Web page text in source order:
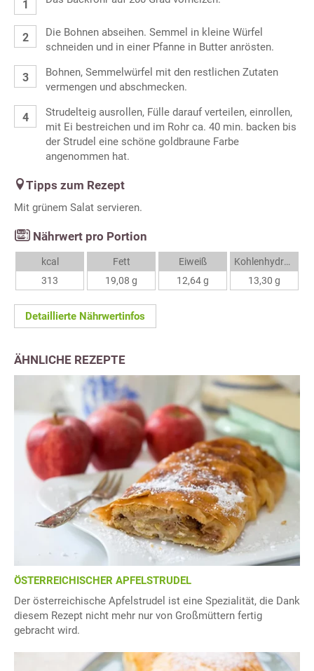
Die Bohnen abseihen. Semmel in kleine Würfel
schneiden und in einer Pfanne in Butter anrösten.
Bohnen, Semmelwürfel mit den restlichen Zutaten
vermengen und abschmecken.
Strudelteig ausrollen, Fülle darauf verteilen, einrollen,
mit Ei bestreichen und im Rohr ca. 40 min. backen bis
der Strudel eine schöne goldbraune Farbe
angenommen hat.
Tipps zum Rezept
Mit grünem Salat servieren.
Nährwert pro Portion
kcal
313
Fett
19,08 g
Eiweiß
12,64 g
Kohlenhydrate
13,30 g
Detaillierte Nährwertinfos
ÄHNLICHE REZEPTE
ÖSTERREICHISCHER APFELSTRUDEL
Der österreichische Apfelstrudel ist eine Spezialität, die Dank
diesem Rezept nicht mehr nur von Großmüttern fertig
gebracht wird.